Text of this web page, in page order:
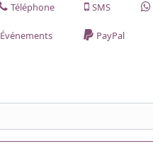
Téléphone SMS
Événements PayPal